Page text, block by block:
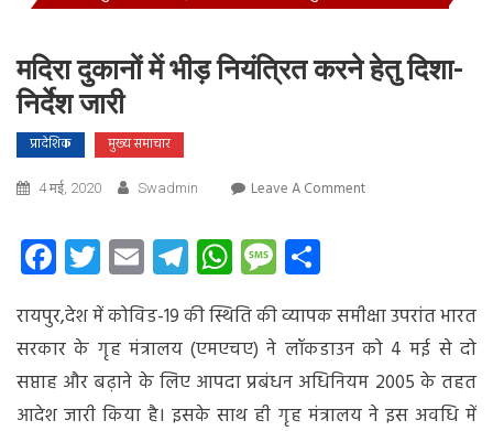
मदिरा दुकानों में भीड़ नियंत्रित करने हेतु दिशा-
निर्देश जारी
प्रादेशिक मुख्य समाचार
4 मई, 2020 Swadmin Leave A CommentOn
नियंत्रित
करने
दिशा-
निर्देश
Facebook
Twitter
EmailTelegram
WhatsApp
Message
रायपुर,देश में कोविड-19 की स्थिति की व्यापक समीक्षा उपरांत भारत
सरकार के गृह मंत्रालय (एमएचए) ने लॉकडाउन को 4 मई से दो
सप्ताह और बढ़ाने के लिए आपदा प्रबंधन अधिनियम 2005 के तहत
आदेश जारी किया है। इसके साथ ही गृह मंत्रालय ने इस अवधि में